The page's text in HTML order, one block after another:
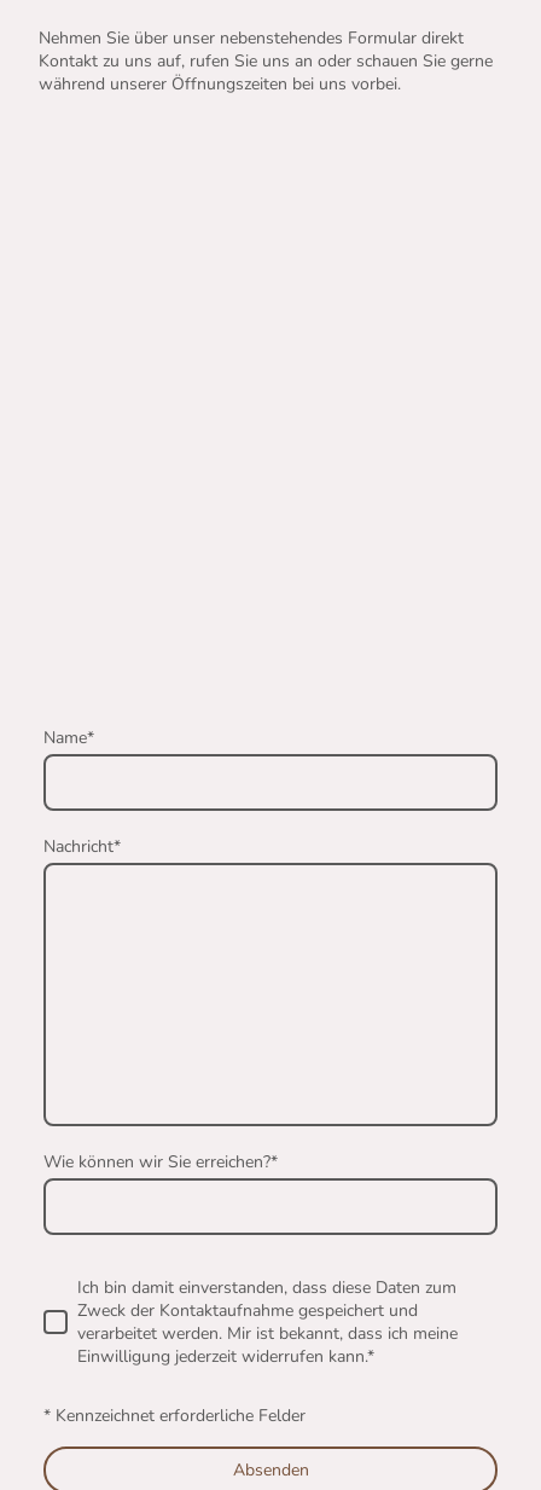
Nehmen Sie über unser nebenstehendes Formular direkt
Kontakt zu uns auf, rufen Sie uns an oder schauen Sie gerne
während unserer Öffnungszeiten bei uns vorbei.
Name*
Nachricht*
Wie können wir Sie erreichen?*
Ich bin damit einverstanden, dass diese Daten zum
Zweck der Kontaktaufnahme gespeichert und
verarbeitet werden. Mir ist bekannt, dass ich meine
Einwilligung jederzeit widerrufen kann.*
* Kennzeichnet erforderliche Felder
Absenden